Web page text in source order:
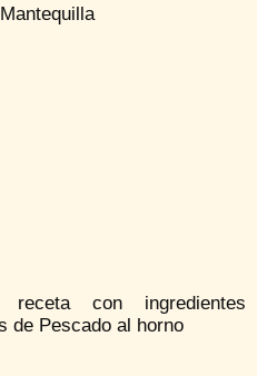
receta con ingredientes
de Pescado al horno